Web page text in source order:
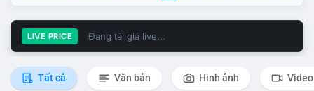
LIVE PRICE Đang tải giá live...
Tất cả Văn bản Hình ảnh Video